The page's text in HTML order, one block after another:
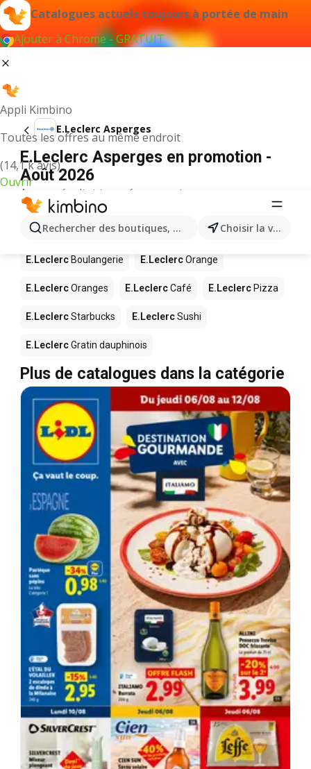
Catalogues actuels toujours à portée de main
Ajouter à Chrome - GRATUIT
Appli Kimbino
Toutes les offres au même endroit
(14,1 k avis)
Ouvrir
Rechercher des boutiques, des catégories, des Choisir la ville
E.Leclerc Asperges
E.Leclerc Asperges en promotion -
Août 2026
Aucun résultat trouvé pour ce terme.
D’autres produits dans les magasins
E.Leclerc
E.Leclerc Boulangerie E.LeclercOrange
E.LeclercOranges E.LeclercCafé E.Leclerc Pizza
E.LeclercStarbucks E.LeclercSushi
E.LeclercGratin dauphinois
Plus de catalogues dans la catégorie